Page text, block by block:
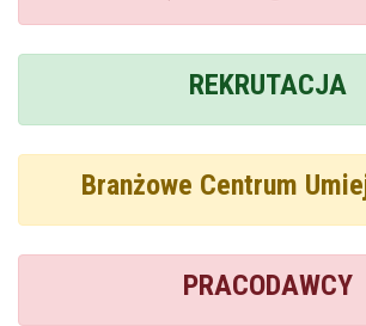
REKRUTACJA
Branżowe Centrum
PRACODAWCY